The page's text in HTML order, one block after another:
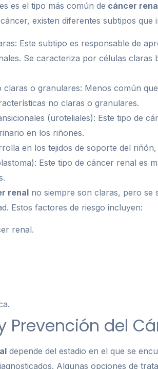
es el tipo más común de cáncer
existen diferentes subtipos que
Este subtipo es responsable de
Se caracteriza por células
claras o granulares: Menos común
no claras o granulares.
(uroteliales): Este tipo de
en los riñones.
en los tejidos de soporte del
Este tipo de cáncer renal es
renal no siempre son claras, pero se
Estos factores de riesgo incluyen:
renal.
Prevención del
depende del estadio en el que se
Algunas opciones de